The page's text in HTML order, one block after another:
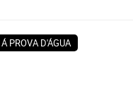
Á PROVA D'ÁGUA